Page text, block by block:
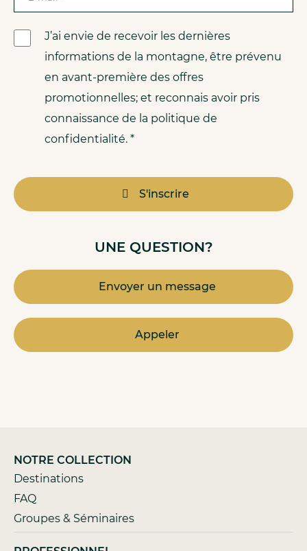
UNE QUESTION?
Envoyer un message
Appeler
J’ai envie de recevoir les dernières
informations de la montagne, être prévenu
en avant-première des offres
promotionnelles; et reconnais avoir pris
connaissance de la politique de
confidentialité. *
S'inscrire
NOTRE COLLECTION
Destinations
FAQ
Groupes & Séminaires